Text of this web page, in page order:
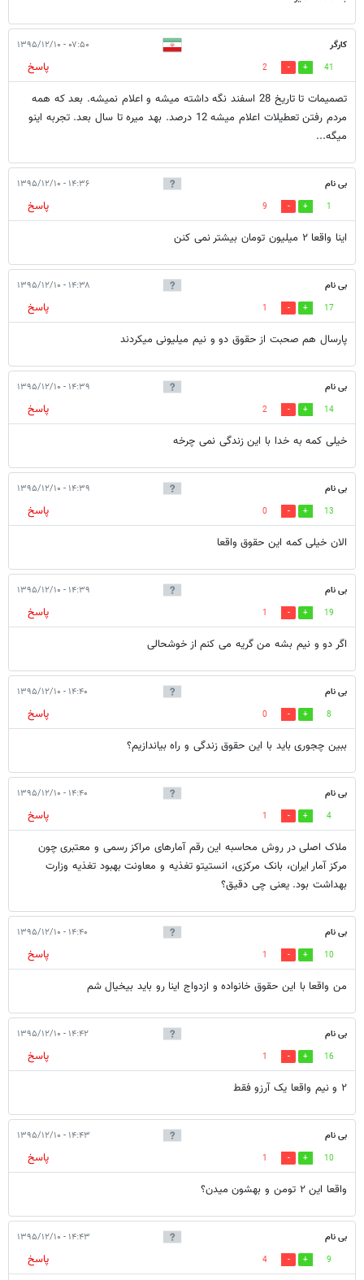
کارگر ۰۷:۵۰ - ۱۳۹۵/۱۲/۱۰
41
2
پاسخ
تصمیمات تا تاریخ 28 اسفند نگه داشته میشه و اعلام نمیشه. بعد که همه
مردم رفتن تعطیلات اعلام میشه 12 درصد. بهد میره تا سال بعد. تجربه اینو
میگه...
بی نام ۱۴:۳۶ - ۱۳۹۵/۱۲/۱۰
1
9
پاسخ
اینا واقعا ۲ میلیون تومان بیشتر نمی کنن
بی نام ۱۴:۳۸ - ۱۳۹۵/۱۲/۱۰
17
1
پاسخ
پارسال هم صحبت از حقوق دو و نیم میلیونی میکردند
بی نام ۱۴:۳۹ - ۱۳۹۵/۱۲/۱۰
14
2
پاسخ
خیلی کمه به خدا با این زندگی نمی چرخه
بی نام ۱۴:۳۹ - ۱۳۹۵/۱۲/۱۰
13
0
پاسخ
الان خیلی کمه این حقوق واقعا
بی نام ۱۴:۳۹ - ۱۳۹۵/۱۲/۱۰
19
1
پاسخ
اگر دو و نیم بشه من گریه می کنم از خوشحالی
بی نام ۱۴:۴۰ - ۱۳۹۵/۱۲/۱۰
8
0
پاسخ
ببین چجوری باید با این حقوق زندگی و راه بیاندازیم؟
بی نام ۱۴:۴۰ - ۱۳۹۵/۱۲/۱۰
4
1
پاسخ
ملاک اصلی در روش محاسبه این رقم آمارهای مراکز رسمی و معتبری چون
مرکز آمار ایران، بانک مرکزی، انستیتو تغذیه و معاونت بهبود تغذیه وزارت
بهداشت بود. یعنی چی دقیق؟
بی نام ۱۴:۴۰ - ۱۳۹۵/۱۲/۱۰
10
1
پاسخ
من واقعا با این حقوق خانواده و ازدواج اینا رو باید بیخیال شم
بی نام ۱۴:۴۲ - ۱۳۹۵/۱۲/۱۰
16
1
پاسخ
۲ و نیم واقعا یک آرزو فقط
بی نام ۱۴:۴۳ - ۱۳۹۵/۱۲/۱۰
10
1
پاسخ
واقعا این ۲ تومن و بهشون میدن؟
بی نام ۱۴:۴۳ - ۱۳۹۵/۱۲/۱۰
9
4
پاسخ